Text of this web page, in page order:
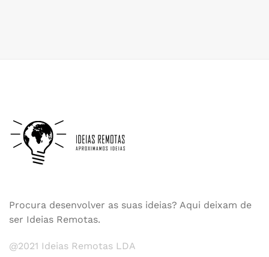
Procura desenvolver as suas ideias? Aqui deixam de
ser Ideias Remotas.
@2021 Ideias Remotas LDA